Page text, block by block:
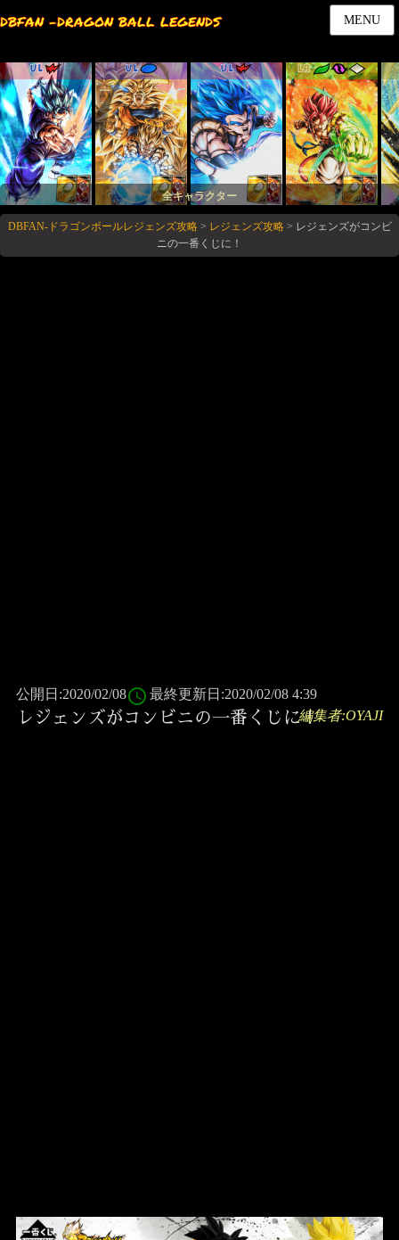
DBFAN -DRAGON BALL LEGENDS MENU
UL UL UL LR
全キャラクター
DBFAN-ドラゴンボールレジェンズ攻略> レジェンズ攻略> レジェンズがコンビ
ニの一番くじに！
公開日:2020/02/08access_time 最終更新日:2020/02/08 4:39
レジェンズがコンビニの一番くじに！編集者:OYAJI